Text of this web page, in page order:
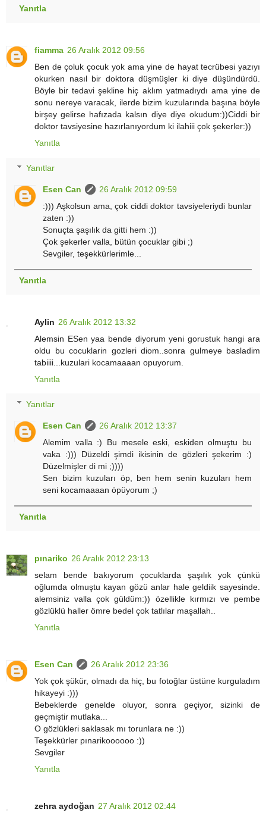
Yanıtla
fiamma 26 Aralık 2012 09:56
Ben de çoluk çocuk yok ama yine de hayat tecrübesi yazıyı
okurken nasıl bir doktora düşmüşler ki diye düşündürdü.
Böyle bir tedavi şekline hiç aklım yatmadıydı ama yine de
sonu nereye varacak, ilerde bizim kuzularında başına böyle
birşey gelirse hafızada kalsın diye diye okudum:))Ciddi bir
doktor tavsiyesine hazırlanıyordum ki ilahiii çok şekerler:))
Yanıtla
Yanıtlar
Esen Can
26 Aralık 2012 09:59
:))) Aşkolsun ama, çok ciddi doktor tavsiyeleriydi bunlar
zaten :))
Sonuçta şaşılık da gitti hem :))
Çok şekerler valla, bütün çocuklar gibi ;)
Sevgiler, teşekkürlerimle...
Yanıtla
Aylin 26 Aralık 2012 13:32
Alemsin ESen yaa bende diyorum yeni gorustuk hangi ara
oldu bu cocuklarin gozleri diom..sonra gulmeye basladim
tabiiii...kuzulari kocamaaaan opuyorum.
Yanıtla
Yanıtlar
Esen Can
26 Aralık 2012 13:37
Alemim valla :) Bu mesele eski, eskiden olmuştu bu
vaka :))) Düzeldi şimdi ikisinin de gözleri şekerim :)
Düzelmişler di mi ;))))
Sen bizim kuzuları öp, ben hem senin kuzuları hem
seni kocamaaaan öpüyorum ;)
Yanıtla
pınariko 26 Aralık 2012 23:13
selam bende bakıyorum çocuklarda şaşılık yok çünkü
oğlumda olmuştu kayan gözü anlar hale geldiik sayesinde.
alemsiniz valla çok güldüm:)) özellikle kırmızı ve pembe
gözlüklü haller ömre bedel çok tatlılar maşallah..
Yanıtla
Esen Can
26 Aralık 2012 23:36
Yok çok şükür, olmadı da hiç, bu fotoğlar üstüne kurguladım
hikayeyi :)))
Bebeklerde genelde oluyor, sonra geçiyor, sizinki de
geçmiştir mutlaka...
O gözlükleri saklasak mı torunlara ne :))
Teşekkürler pınarikoooooo :))
Sevgiler
Yanıtla
zehra aydoğan 27 Aralık 2012 02:44